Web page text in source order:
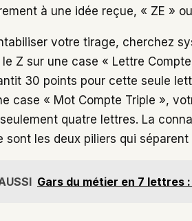
à une idée reçue, « ZE »
votre tirage, cherchez
Z sur une case « Lettre
30 points pour cette seule
case « Mot Compte Triple »,
quatre lettres. La
sont les deux piliers qui
Gars du métier en 7 lettres